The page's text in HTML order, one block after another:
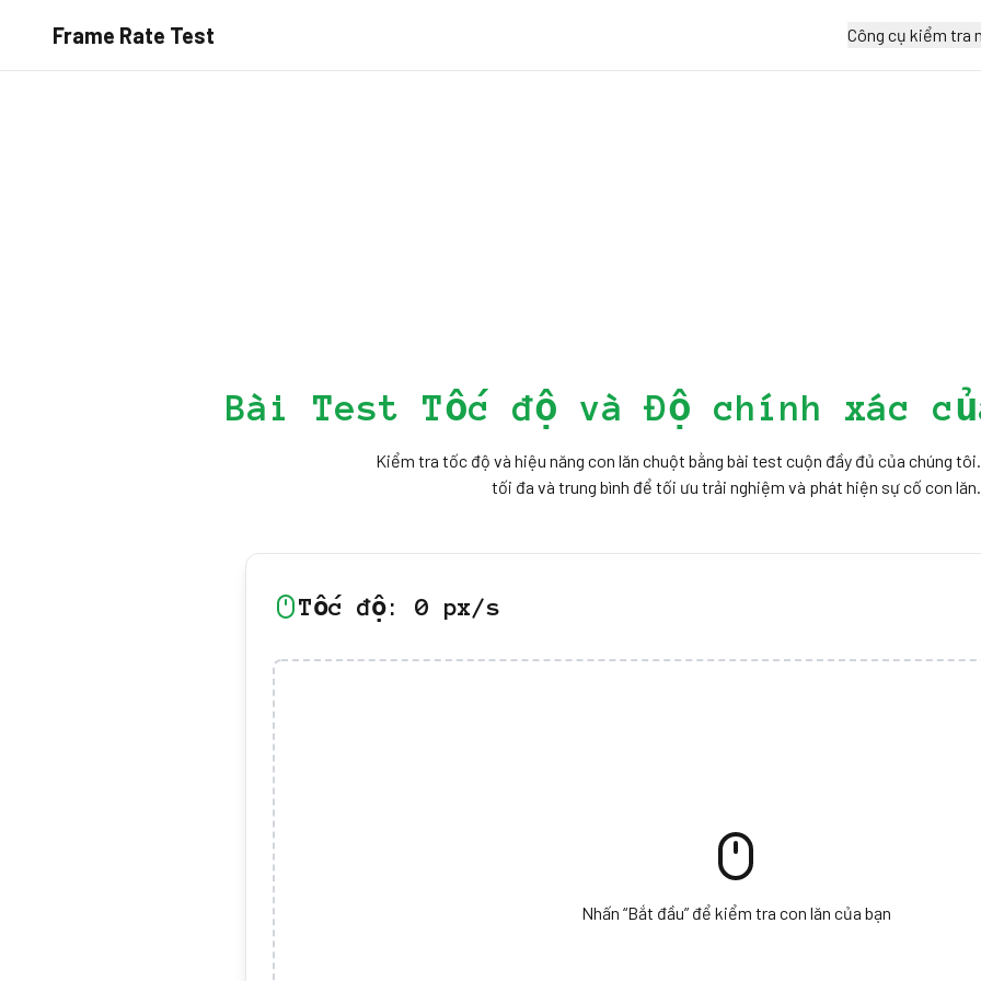
Frame Rate Test Công cụ kiểm tra
Bài Test Tốc độ và Độ chính xác
Kiểm tra tốc độ và hiệu năng con lăn chuột bằng bài test cuộn đầy đủ của chúng
tối đa và trung bình để tối ưu trải nghiệm và phát hiện sự cố con lăn.
Tốc độ: 0 px/s
Nhấn “Bắt đầu” để kiểm tra con lăn của bạn